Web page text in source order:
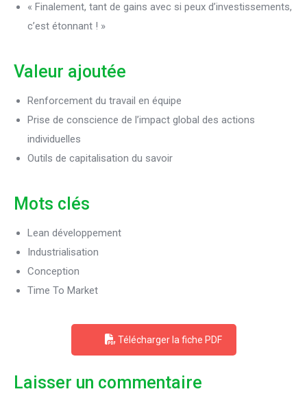
« Finalement, tant de gains avec si peux d’investissements,
c’est étonnant ! »
Valeur ajoutée
Renforcement du travail en équipe
Prise de conscience de l’impact global des actions
individuelles
Outils de capitalisation du savoir
Mots clés
Lean développement
Industrialisation
Conception
Time To Market
Télécharger la fiche PDF
Laisser un commentaire